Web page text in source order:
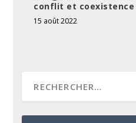
conflit et coexistence
15 août 2022